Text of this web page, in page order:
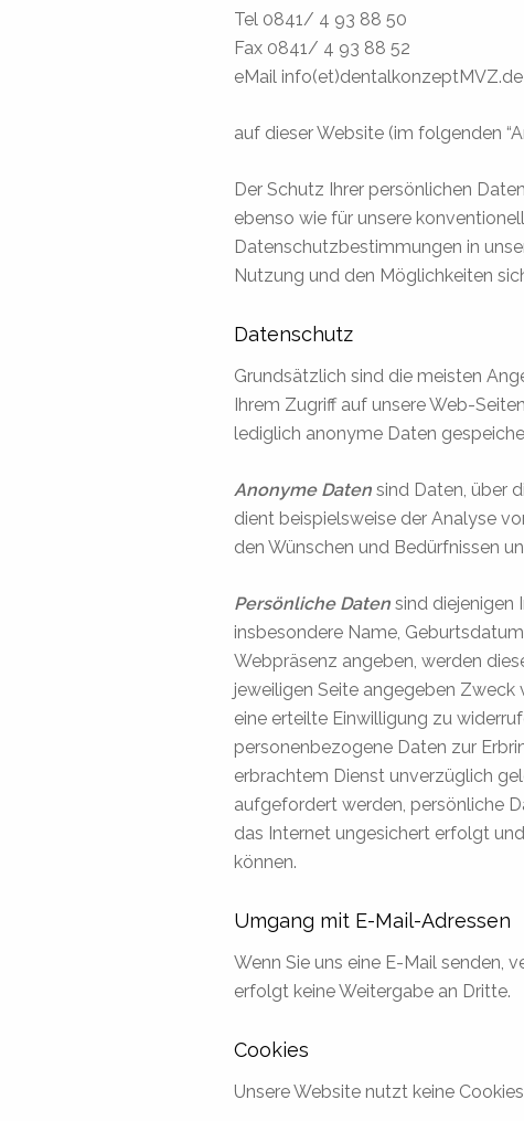
Tel 0841/ 4 93 88 50
Fax 0841/ 4 93 88 52
eMail info(et)dentalkonzeptMVZ.de
auf dieser Website (im folgenden
Der Schutz Ihrer persönlichen
ebenso wie für unsere
Datenschutzbestimmungen in
Nutzung und den Möglichkeiten
Datenschutz
Grundsätzlich sind die meisten
Ihrem Zugriff auf unsere Web-
lediglich anonyme Daten
Anonyme Daten sind Daten, über
dient beispielsweise der Analyse
den Wünschen und Bedürfnissen
Persönliche Daten sind diejenigen
insbesondere Name,
Webpräsenz angeben, werden
jeweiligen Seite angegeben Zweck
eine erteilte Einwilligung zu
personenbezogene Daten zur
erbrachtem Dienst unverzüglich
aufgefordert werden, persönliche
das Internet ungesichert erfolgt
können.
Umgang mit E-Mail-Adressen
Wenn Sie uns eine E-Mail senden,
erfolgt keine Weitergabe an Dritte.
Cookies
Unsere Website nutzt keine